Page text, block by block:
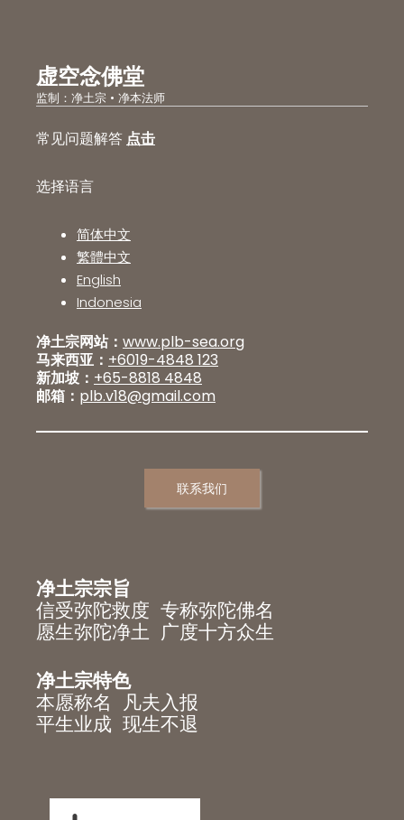
虚空念佛堂
监制：净土宗 • 净本法师
常见问题解答 点击
选择语言
简体中文
繁體中文
English
Indonesia
净土宗网站： www.plb-sea.org
马来西亚： +6019-4848 123
新加坡： +65-8818 4848
邮箱： plb.v18@gmail.com
联系我们
净土宗宗旨
信受弥陀救度 专称弥陀佛名
愿生弥陀净土 广度十方众生
净土宗特色
本愿称名 凡夫入报
平生业成 现生不退